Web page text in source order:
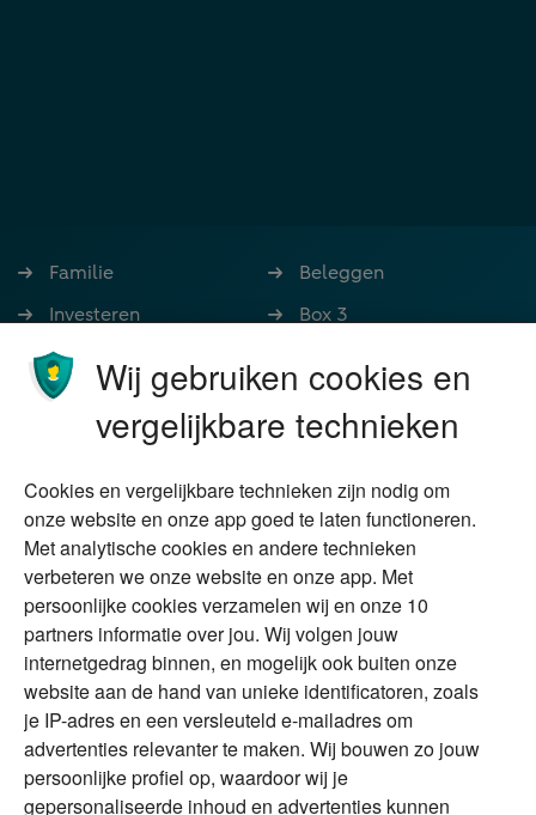
Familie
Investeren
Ondernemen
Stoppen met werken
Wonen
Beleggen
Box 3
Nalatenschap
Schenken
Duurzaam
Vermogensplanning
Tweede huis in
buitenland
DGA
Erfenis
Over Financial Focus
Specialisten
Financial Focus
magazine
The Exit Years
Contact
Alles voor en over vermogenden.
Wij gebruiken cookies en
vergelijkbare technieken
Cookies en vergelijkbare technieken zijn nodig om
onze website en onze app goed te laten functioneren.
Met analytische cookies en andere technieken
verbeteren we onze website en onze app. Met
persoonlijke cookies verzamelen wij en onze 10
partners informatie over jou. Wij volgen jouw
internetgedrag binnen, en mogelijk ook buiten onze
website aan de hand van unieke identificatoren, zoals
je IP-adres en een versleuteld e-mailadres om
advertenties relevanter te maken. Wij bouwen zo jouw
persoonlijke profiel op, waardoor wij je
gepersonaliseerde inhoud en advertenties kunnen